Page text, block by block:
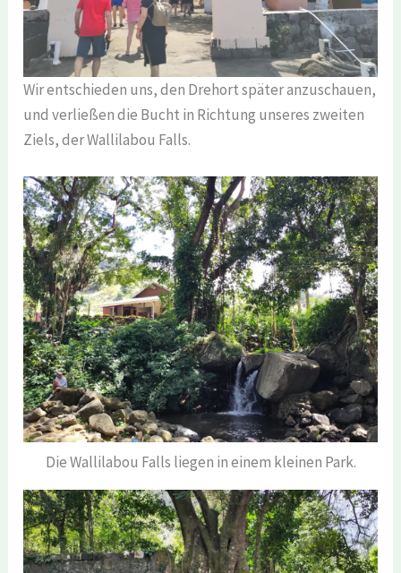
Wir entschieden uns, den Drehort später anzuschauen,
und verließen die Bucht in Richtung unseres zweiten
Ziels, der Wallilabou Falls.
Die Wallilabou Falls liegen in einem kleinen Park.